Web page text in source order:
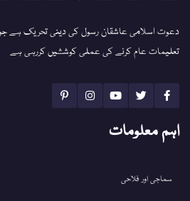
دعوت اسلامی عاشقان رسول کی دینی تحریک ہے جو
تعلیمات عام کرنے کی عملی کوششیں کررہی ہے
اہم معلومات
سماجی اور فلاحی